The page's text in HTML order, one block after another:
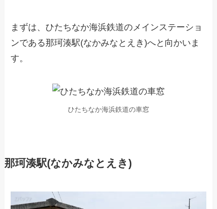
まずは、ひたちなか海浜鉄道のメインステーショ
ンである那珂湊駅(なかみなとえき)へと向かいま
す。
ひたちなか海浜鉄道の車窓
那珂湊駅(なかみなとえき)